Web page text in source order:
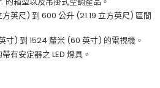
英尺) 到 600 公升 (21.19 立方英尺) 區間
寸) 到 1524 釐米 (60 英寸) 的電視機。
有安定器之 LED 燈具。